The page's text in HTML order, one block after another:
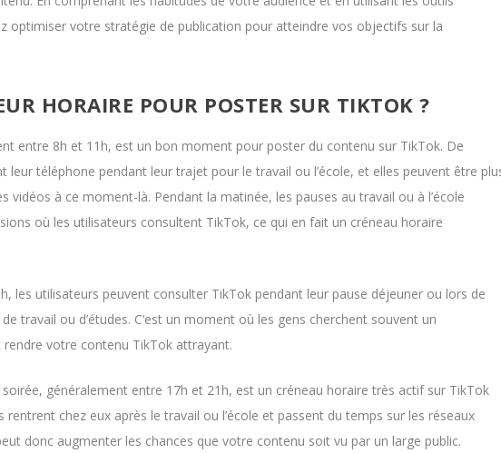
optimiser votre stratégie de publication pour atteindre vos objectifs sur la
HORAIRE POUR POSTER SUR TIKTOK ?
entre 8h et 11h, est un bon moment pour poster du contenu sur TikTok. De
leur téléphone pendant leur trajet pour le travail ou l’école, et elles peuvent être
vidéos à ce moment-là. Pendant la matinée, les pauses au travail ou à l’école
où les utilisateurs consultent TikTok, ce qui en fait un créneau horaire
les utilisateurs peuvent consulter TikTok pendant leur pause déjeuner ou lors de
travail ou d’études. C’est un moment où les gens cherchent souvent un
votre contenu TikTok attrayant.
soirée, généralement entre 17h et 21h, est un créneau horaire très actif sur TikTok
rentrent chez eux après le travail ou l’école et passent du temps sur les réseaux
donc augmenter les chances que votre contenu soit vu par un large public.